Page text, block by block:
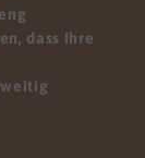
dass Ihre